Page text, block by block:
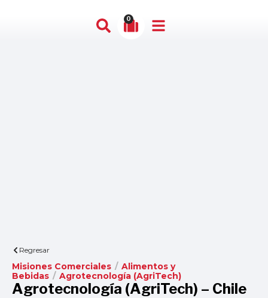
0
Regresar
Misiones Comerciales / Alimentos y
Bebidas / Agrotecnología (AgriTech)
Agrotecnología (AgriTech) – Chile